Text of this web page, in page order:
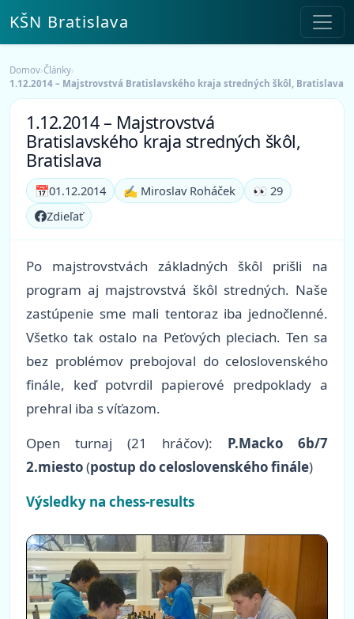
KŠN Bratislava
Domov›Články›
1.12.2014 – Majstrovstvá Bratislavského kraja stredných škôl, Bratislava
1.12.2014 – Majstrovstvá
Bratislavského kraja stredných škôl,
Bratislava
📅01.12.2014 ✍️ Miroslav Roháček
👀 29
Zdieľať
Po majstrovstvách základných škôl prišli na
program aj majstrovstvá škôl stredných. Naše
zastúpenie sme mali tentoraz iba jednočlenné.
Všetko tak ostalo na Peťových pleciach. Ten sa
bez problémov prebojoval do celoslovenského
finále, keď potvrdil papierové predpoklady a
prehral iba s víťazom.
Open turnaj (21 hráčov): P.Macko 6b/7
2.miesto(postup do celoslovenského finále)
Výsledky na chess-results